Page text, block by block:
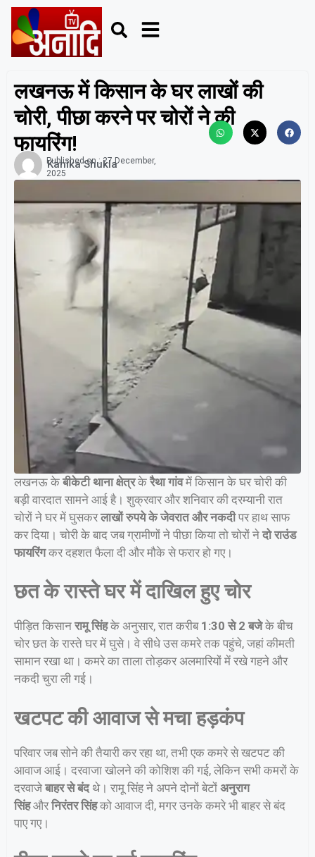
लखनऊ में किसान के घर लाखों की
चोरी, पीछा करने पर चोरों ने की
फायरिंग!
Kanika Shukla
Published on : 27 December,
2025
लखनऊ के बीकेटी थाना क्षेत्रके रैथा गांवमें किसान के घर चोरी की
बड़ी वारदात सामने आई है। शुक्रवार और शनिवार की दरम्यानी रात
चोरों ने घर में घुसकरलाखों रुपये के जेवरात और नकदीपर हाथ साफ
कर दिया। चोरी के बाद जब ग्रामीणों ने पीछा किया तो चोरों ने दो राउंड
फायरिंगकर दहशत फैला दी और मौके से फरार हो गए।
छत के रास्ते घर में दाखिल हुए चोर
पीड़ित किसान रामू सिंहके अनुसार, रात करीब 1:30 से 2 बजेके बीच
चोर छत के रास्ते घर में घुसे। वे सीधे उस कमरे तक पहुंचे, जहां कीमती
सामान रखा था। कमरे का ताला तोड़कर अलमारियों में रखे गहने और
नकदी चुरा ली गई।
खटपट की आवाज से मचा हड़कंप
परिवार जब सोने की तैयारी कर रहा था, तभी एक कमरे से खटपट की
आवाज आई। दरवाजा खोलने की कोशिश की गई, लेकिन सभी कमरों के
दरवाजे बाहर से बंदथे। रामू सिंह ने अपने दोनों बेटों अनुराग
सिंहऔरनिरंतर सिंहको आवाज दी, मगर उनके कमरे भी बाहर से बंद
पाए गए।